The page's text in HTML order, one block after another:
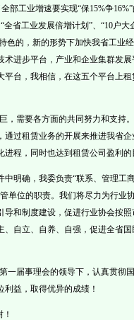
部工业增速要实现“保15%争
省工业发展倍增计划”、“10户大
色的，新的形势下加快我省工业
进步平台，产业和企业集群发展
台，我相信，在这五个平台上租
，需要各方面的共同努力和支持
过租赁业务的开展来推进我省企
程，同时也达到租赁公司盈利的
中明确，我委负责“联系、管理工
单位的职责。我们将尽力为行业
和制度建设，促进行业协会按照
自立、自养、自强，促进全省国
一届事理会的领导下，认真贯彻
益，取得优异的成绩！